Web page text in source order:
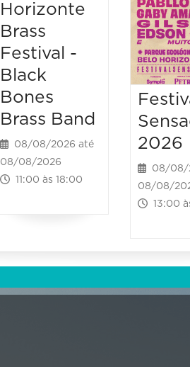
Horizonte
Brass
Festival -
Black
Bones
Brass Band
08/08/2026 até
08/08/2026
11:00 às 18:00
2026
08/08/
08/08/
13:00